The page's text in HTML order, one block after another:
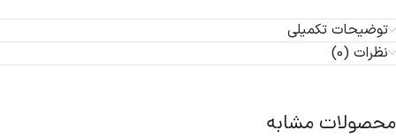
توضیحات تکمیلی
نظرات (0)
محصولات مشابه